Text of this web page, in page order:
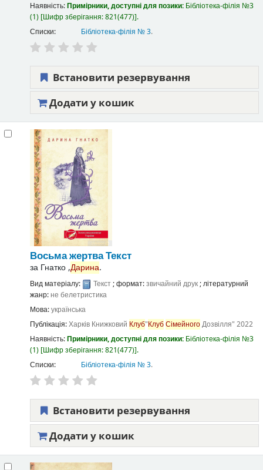
Наявність:Примірники, доступні для позики: Бібліотека-філія №3
(1) Шифр зберігання:821(477) .
Списки:
Бібліотека-філія № 3.
Встановити резервування
Додати у кошик
Восьма жертваТекст
за Гнатко ,Дарина.
Вид матеріалу: Текст; формат:звичайний друк; літературний
жанр:не белетристика
Мова:українська
Публікація:Харків Книжковий Клуб"КлубСімейногоДозвілля" 2022
Наявність:Примірники, доступні для позики: Бібліотека-філія №3
(1) Шифр зберігання:821(477) .
Списки:
Бібліотека-філія № 3.
Встановити резервування
Додати у кошик